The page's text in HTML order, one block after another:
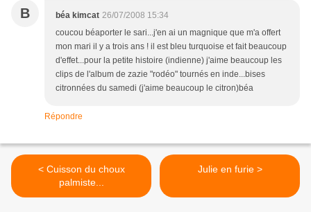
B béa kimcat 26/07/2008 15:34
coucou béaporter le sari...j'en ai un magnique que m'a offert
mon mari il y a trois ans ! il est bleu turquoise et fait beaucoup
d'effet...pour la petite histoire (indienne) j'aime beaucoup les
clips de l'album de zazie "rodéo" tournés en inde...bises
citronnées du samedi (j'aime beaucoup le citron)béa
Répondre
< Cuisson du choux
palmiste...
Julie en furie >